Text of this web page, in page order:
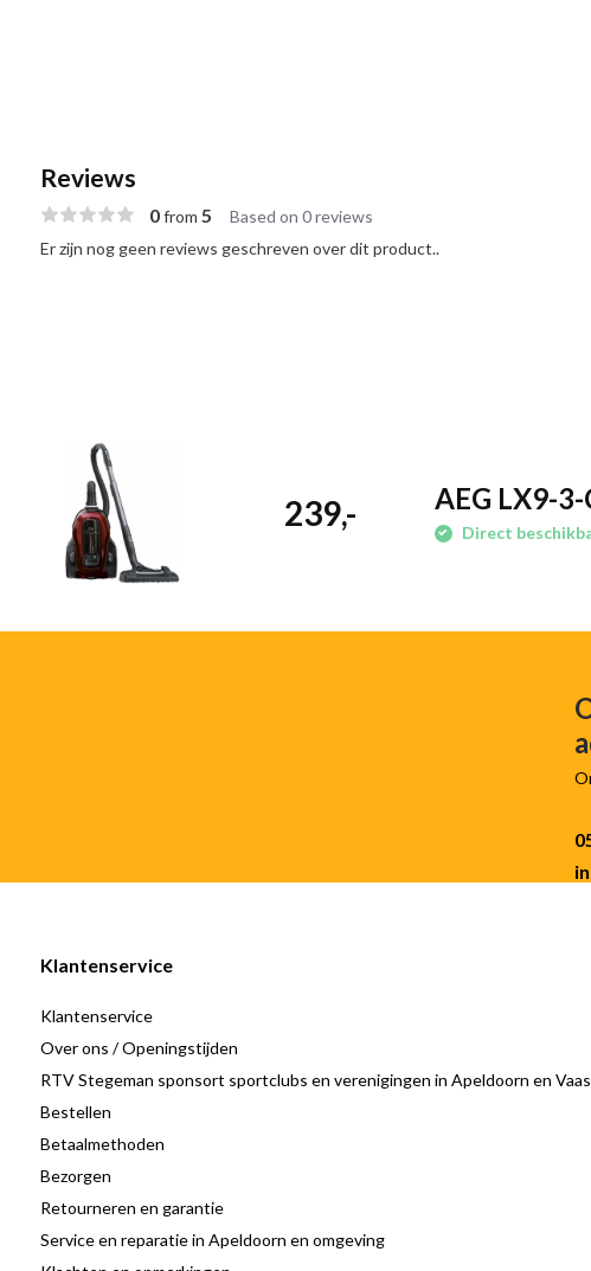
Reviews
0from 5 Based on 0 reviews
Er zijn nog geen reviews geschreven over dit product..
239,- AEG LX9-
Direct
Klantenservice
Klantenservice
Over ons / Openingstijden
RTV Stegeman sponsort sportclubs en verenigingen in Apeldoorn en
Bestellen
Betaalmethoden
Bezorgen
Retourneren en garantie
Service en reparatie in Apeldoorn en omgeving